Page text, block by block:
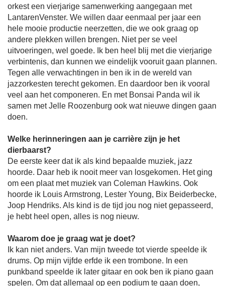
orkest een vierjarige samenwerking aangegaan met
LantarenVenster. We willen daar eenmaal per jaar een
hele mooie productie neerzetten, die we ook graag op
andere plekken willen brengen. Niet per se veel
uitvoeringen, wel goede. Ik ben heel blij met die vierjarige
verbintenis, dan kunnen we eindelijk vooruit gaan plannen.
Tegen alle verwachtingen in ben ik in de wereld van
jazzorkesten terecht gekomen. En daardoor ben ik vooral
veel aan het componeren. En met Bonsai Panda wil ik
samen met Jelle Roozenburg ook wat nieuwe dingen gaan
doen.
Welke herinneringen aan je carrière zijn je het
dierbaarst?
De eerste keer dat ik als kind bepaalde muziek, jazz
hoorde. Daar heb ik nooit meer van losgekomen. Het ging
om een plaat met muziek van Coleman Hawkins. Ook
hoorde ik Louis Armstrong, Lester Young, Bix Beiderbecke,
Joop Hendriks. Als kind is de tijd jou nog niet gepasseerd,
je hebt heel open, alles is nog nieuw.
Waarom doe je graag wat je doet?
Ik kan niet anders. Van mijn tweede tot vierde speelde ik
drums. Op mijn vijfde erfde ik een trombone. In een
punkband speelde ik later gitaar en ook ben ik piano gaan
spelen. Om dat allemaal op een podium te gaan doen,